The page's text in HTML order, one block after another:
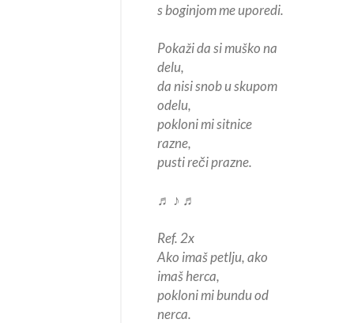
s boginjom me uporedi.
Pokaži da si muško na
delu,
da nisi snob u skupom
odelu,
pokloni mi sitnice
razne,
pusti reči prazne.
♬ ♪ ♬
Ref. 2x
Ako imaš petlju, ako
imaš herca,
pokloni mi bundu od
nerca.